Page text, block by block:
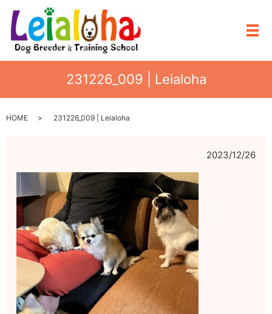
メ
231226_009 | Leialoha
HOME 231226_009 | Leialoha
2023/12/26